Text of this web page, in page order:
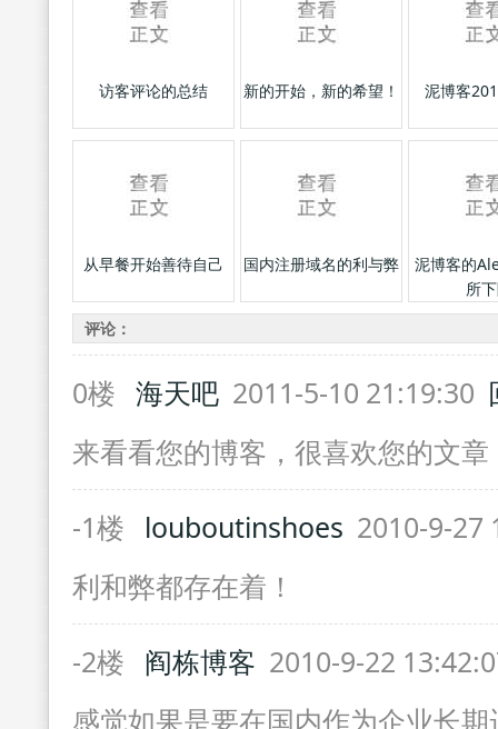
访客评论的总结 新的开始，新的希望！ 泥博客
从早餐开始善待自己 国内注册域名的利与弊
泥博客的
所
评论：
0楼 海天吧 2011-5-10 21:19:30
来看看您的博客，很喜欢您的文章
-1楼
louboutinshoes 2010-9-
利和弊都存在着！
-2楼 阎栋博客 2010-9-22
感觉如果是要在国内作为企业长